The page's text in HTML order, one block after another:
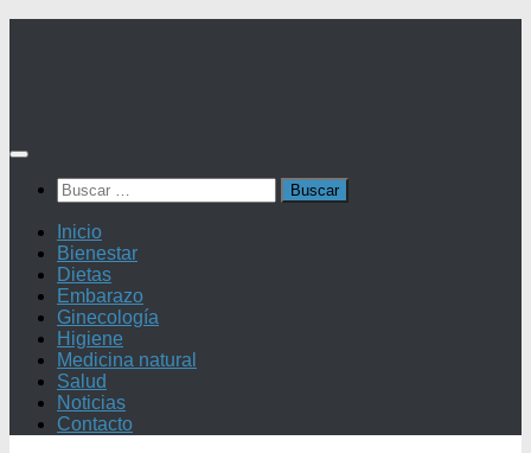
Buscar:
Inicio
Bienestar
Dietas
Embarazo
Ginecología
Higiene
Medicina natural
Salud
Noticias
Contacto